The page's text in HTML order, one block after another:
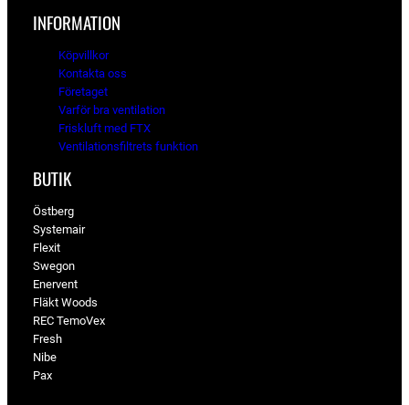
INFORMATION
Köpvillkor
Kontakta oss
Företaget
Varför bra ventilation
Friskluft med FTX
Ventilationsfiltrets funktion
BUTIK
Östberg
Systemair
Flexit
Swegon
Enervent
Fläkt Woods
REC TemoVex
Fresh
Nibe
Pax